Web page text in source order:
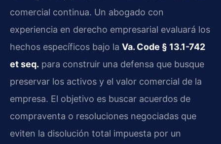
comercial continua. Un abogado con
experiencia en derecho empresarial evaluará los
hechos específicos bajo la Va. Code § 13.1-742
et seq. para construir una defensa que busque
preservar los activos y el valor comercial de la
empresa. El objetivo es buscar acuerdos de
compraventa o resoluciones negociadas que
eviten la disolución total impuesta por un